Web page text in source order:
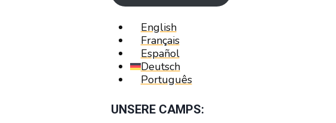
English
Français
Español
Deutsch
Português
UNSERE CAMPS: